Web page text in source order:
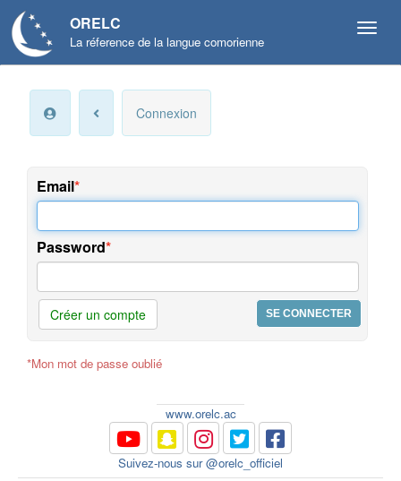
ORELC
La réference de la langue comorienne
compte
préférences
Connexion
Email
Password
Créer un compte
*Mon mot de passe oublié
www.orelc.ac
Suivez-nous sur @orelc_officiel